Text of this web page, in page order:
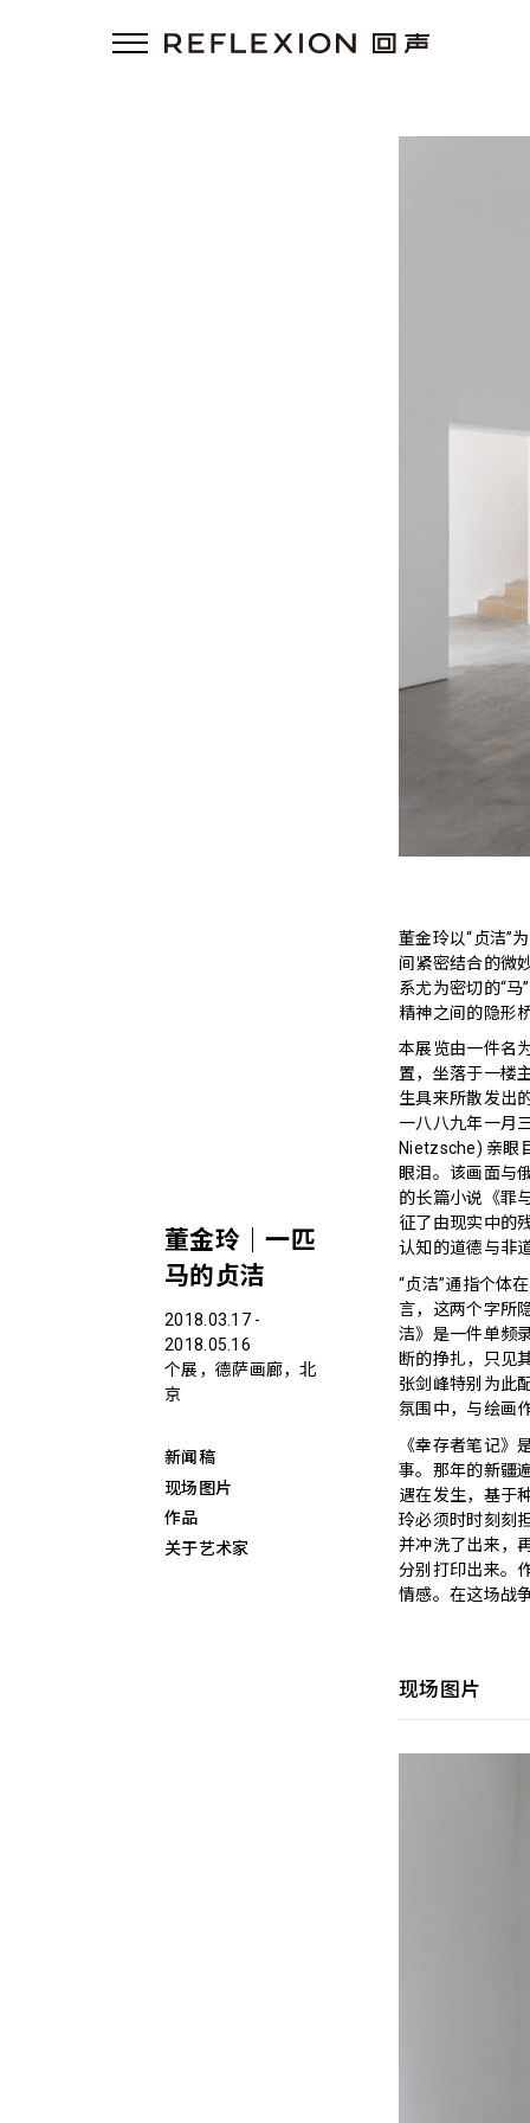
董金玲｜一匹
马的贞洁
2018.03.17 -
2018.05.16
个展，德萨画廊，北
京
新闻稿
现场图片
作品
关于艺术家
董金玲以“贞洁”
间紧密结合的微
系尤为密切的“
精神之间的隐形
本展览由一件名
置，坐落于一楼
生具来所散发出
一八八九年一月
Nietzsche) 亲眼
眼泪。该画面与
的长篇小说《罪
征了由现实中的
认知的道德与非
“贞洁”通指个体
言，这两个字所
洁》是一件单频
断的挣扎，只见
张剑峰特别为此
氛围中，与绘画
《幸存者笔记》
事。那年的新疆
遇在发生，基于
玲必须时时刻刻
并冲洗了出来，
分别打印出来。
情感。在这场战
现场图片